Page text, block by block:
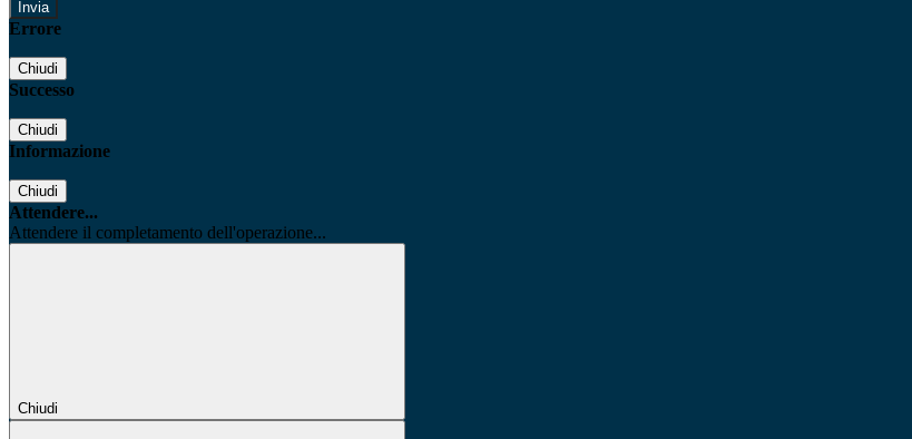
Errore
Chiudi
Successo
Chiudi
Informazione
Chiudi
Attendere...
Attendere il completamento dell'operazione...
Chiudi